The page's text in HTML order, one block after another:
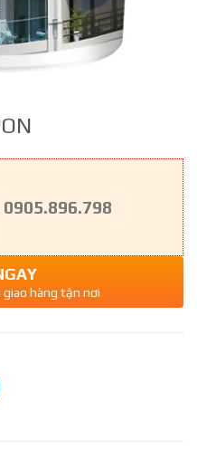
giao hàng tận nơi